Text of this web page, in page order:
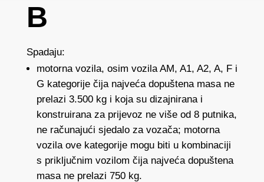
B
Spadaju:
motorna vozila, osim vozila AM, A1, A2, A, F i
G kategorije čija najveća dopuštena masa ne
prelazi 3.500 kg i koja su dizajnirana i
konstruirana za prijevoz ne više od 8 putnika,
ne računajući sjedalo za vozača; motorna
vozila ove kategorije mogu biti u kombinaciji
s priključnim vozilom čija najveća dopuštena
masa ne prelazi 750 kg.